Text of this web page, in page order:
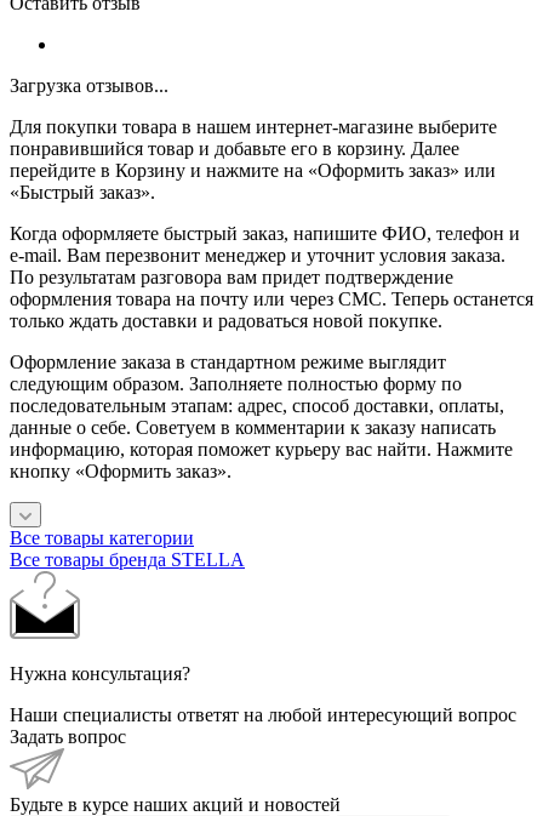
Загрузка отзывов...
Для покупки товара в нашем интернет-магазине выберите
понравившийся товар и добавьте его в корзину. Далее
перейдите в Корзину и нажмите на «Оформить заказ» или
«Быстрый заказ».
Когда оформляете быстрый заказ, напишите ФИО, телефон и
e-mail. Вам перезвонит менеджер и уточнит условия заказа.
По результатам разговора вам придет подтверждение
оформления товара на почту или через СМС. Теперь останется
только ждать доставки и радоваться новой покупке.
Оформление заказа в стандартном режиме выглядит
следующим образом. Заполняете полностью форму по
последовательным этапам: адрес, способ доставки, оплаты,
данные о себе. Советуем в комментарии к заказу написать
информацию, которая поможет курьеру вас найти. Нажмите
кнопку «Оформить заказ».
Все товары категории
Все товары бренда STELLA
Нужна консультация?
Наши специалисты ответят на любой интересующий вопрос
Задать вопрос
Будьте в курсе наших акций и новостей